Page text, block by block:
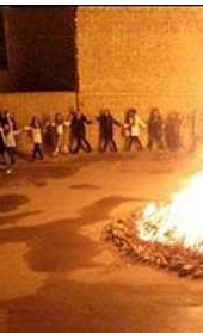
گوگوش خبرساز
آن
دلیل علاقه برخی